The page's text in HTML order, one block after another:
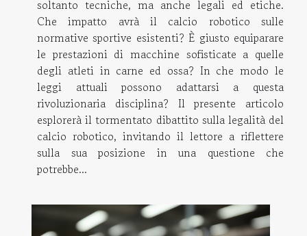
soltanto tecniche, ma anche legali ed etiche.
Che impatto avrà il calcio robotico sulle
normative sportive esistenti? È giusto equiparare
le prestazioni di macchine sofisticate a quelle
degli atleti in carne ed ossa? In che modo le
leggi attuali possono adattarsi a questa
rivoluzionaria disciplina? Il presente articolo
esplorerà il tormentato dibattito sulla legalità del
calcio robotico, invitando il lettore a riflettere
sulla sua posizione in una questione che
potrebbe...